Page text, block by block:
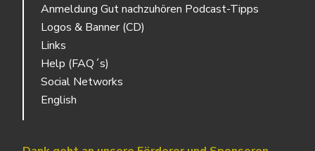
Anmeldung Gut nachzuhören Podcast-Tipps
Logos & Banner (CD)
Links
Help (FAQ´s)
Social Networks
English